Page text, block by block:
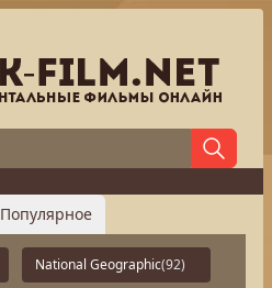
Популярное
National Geographic(92)